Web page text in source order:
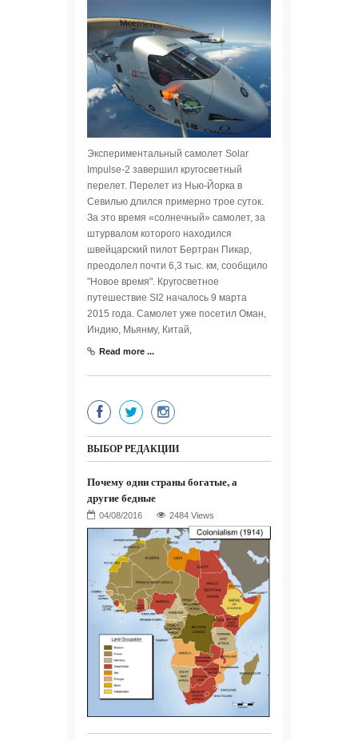
Экспериментальный самолет Solar
Impulse-2 завершил кругосветный
перелет. Перелет из Нью-Йорка в
Севилью длился примерно трое суток.
За это время «солнечный» самолет, за
штурвалом которого находился
швейцарский пилот Бертран Пикар,
преодолел почти 6,3 тыс. км, сообщило
"Новое время". Кругосветное
путешествие SI2 началось 9 марта
2015 года. Самолет уже посетил Оман,
Индию, Мьянму, Китай,
Read more ...
ВЫБОР РЕДАКЦИИ
Почему одни страны богатые, а
другие бедные
2484 Views